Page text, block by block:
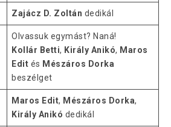
Zajácz D. Zoltán dedikál
Olvassuk egymást? Naná!
Kollár Betti, Király Anikó, Maros
Edit és Mészáros Dorka
beszélget
Maros Edit, Mészáros Dorka,
Király Anikó dedikál